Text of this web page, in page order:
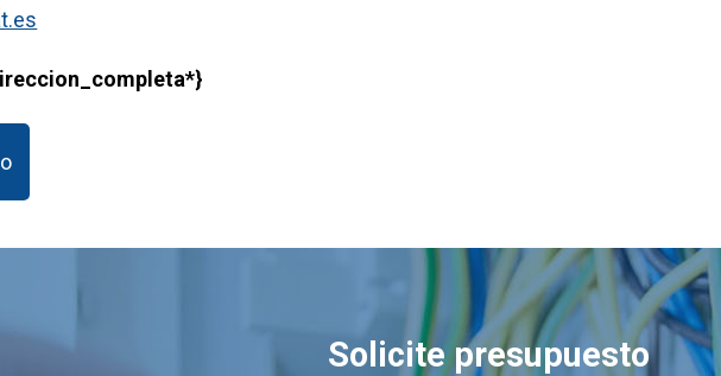
Solicite presupuesto